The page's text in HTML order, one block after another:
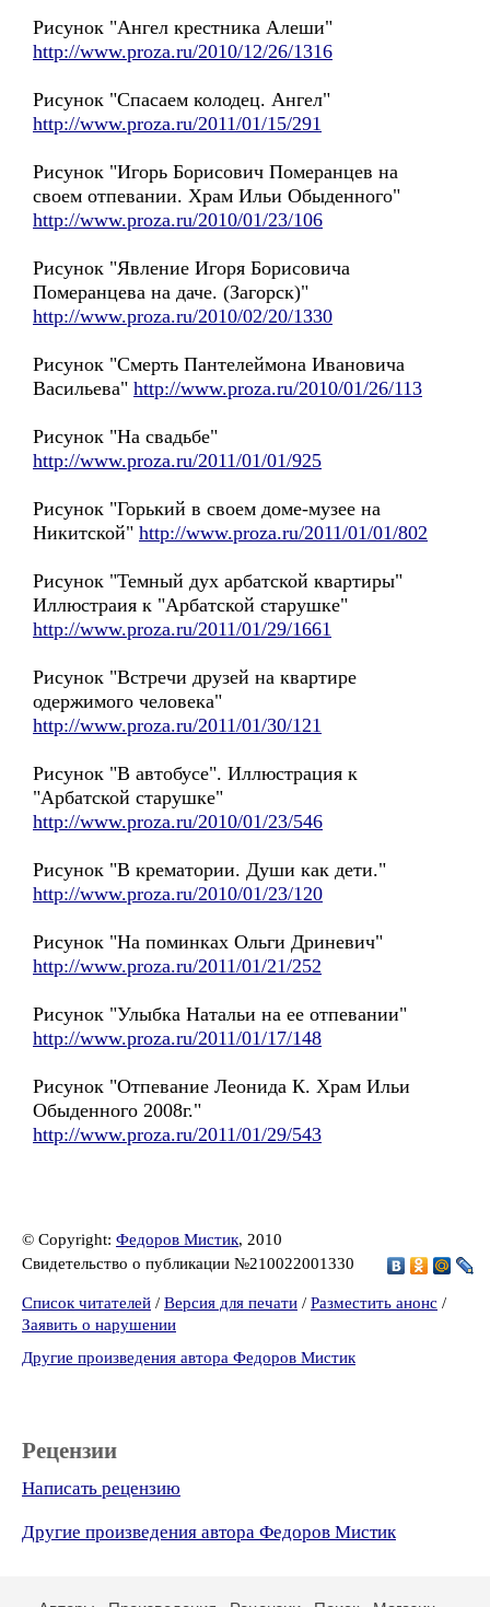
Рисунок "Ангел крестника Алеши"
http://www.proza.ru/2010/12/26/1316
Рисунок "Спасаем колодец. Ангел"
http://www.proza.ru/2011/01/15/291
Рисунок "Игорь Борисович Померанцев на
своем отпевании. Храм Ильи Обыденного"
http://www.proza.ru/2010/01/23/106
Рисунок "Явление Игоря Борисовича
Померанцева на даче. (Загорск)"
http://www.proza.ru/2010/02/20/1330
Рисунок "Смерть Пантелеймона Ивановича
Васильева" http://www.proza.ru/2010/01/26/113
Рисунок "На свадьбе"
http://www.proza.ru/2011/01/01/925
Рисунок "Горький в своем доме-музее на
Никитской" http://www.proza.ru/2011/01/01/802
Рисунок "Темный дух арбатской квартиры"
Иллюстраия к "Арбатской старушке"
http://www.proza.ru/2011/01/29/1661
Рисунок "Встречи друзей на квартире
одержимого человека"
http://www.proza.ru/2011/01/30/121
Рисунок "В автобусе". Иллюстрация к
"Арбатской старушке"
http://www.proza.ru/2010/01/23/546
Рисунок "В крематории. Души как дети."
http://www.proza.ru/2010/01/23/120
Рисунок "На поминках Ольги Дриневич"
http://www.proza.ru/2011/01/21/252
Рисунок "Улыбка Натальи на ее отпевании"
http://www.proza.ru/2011/01/17/148
Рисунок "Отпевание Леонида К. Храм Ильи
Обыденного 2008г."
http://www.proza.ru/2011/01/29/543
© Copyright: Федоров Мистик, 2010
Свидетельство о публикации №210022001330
Список читателей / Версия для печати / Разместить анонс /
Заявить о нарушении
Другие произведения автора Федоров Мистик
Рецензии
Написать рецензию
Другие произведения автора Федоров Мистик